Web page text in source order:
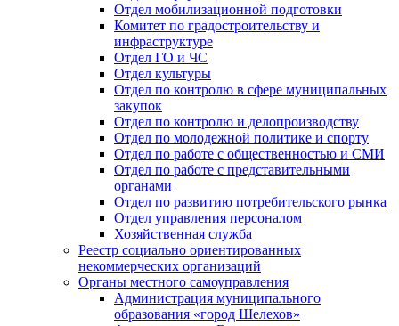
Отдел мобилизационной подготовки
Комитет по градостроительству и
инфраструктуре
Отдел ГО и ЧС
Отдел культуры
Отдел по контролю в сфере муниципальных
закупок
Отдел по контролю и делопроизводству
Отдел по молодежной политике и спорту
Отдел по работе с общественностью и СМИ
Отдел по работе с представительными
органами
Отдел по развитию потребительского рынка
Отдел управления персоналом
Хозяйственная служба
Реестр социально ориентированных
некоммерческих организаций
Органы местного самоуправления
Администрация муниципального
образования «город Шелехов»